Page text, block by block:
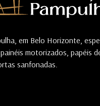
em Belo Horizonte,
motorizados, papéis
sanfonadas.